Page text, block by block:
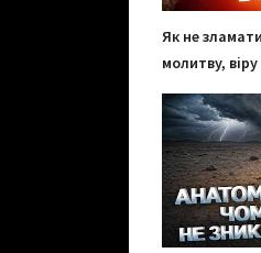
Як не
молитву,